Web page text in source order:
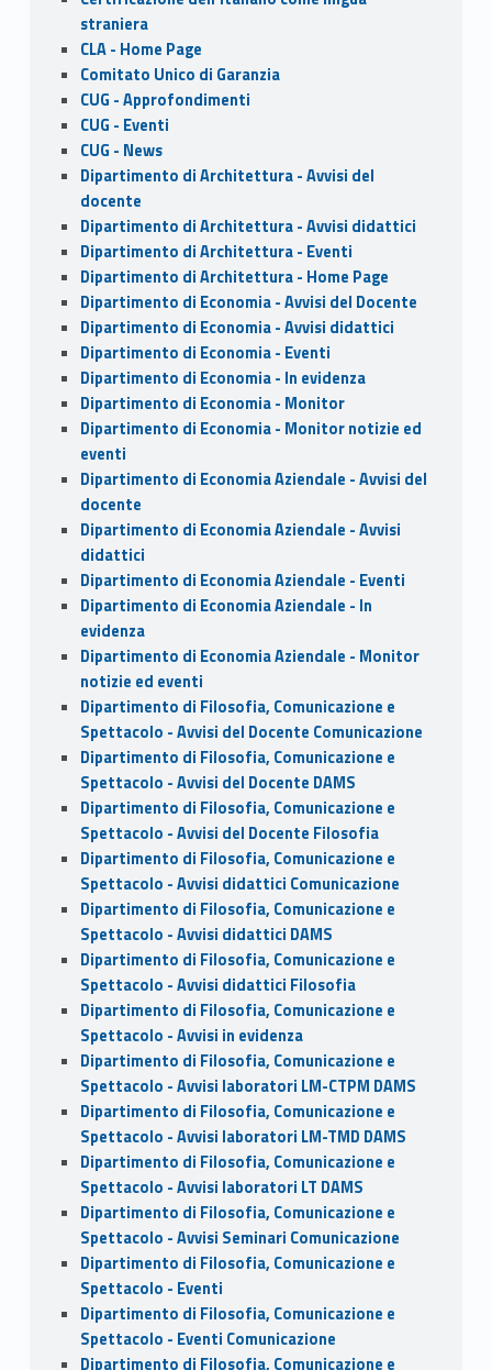
k
straniera
CLA - Home Page
Comitato Unico di Garanzia
CUG - Approfondimenti
CUG - Eventi
CUG - News
Dipartimento di Architettura - Avvisi del
docente
Dipartimento di Architettura - Avvisi didattici
Dipartimento di Architettura - Eventi
Dipartimento di Architettura - Home Page
Dipartimento di Economia - Avvisi del Docente
Dipartimento di Economia - Avvisi didattici
Dipartimento di Economia - Eventi
Dipartimento di Economia - In evidenza
Dipartimento di Economia - Monitor
Dipartimento di Economia - Monitor notizie ed
eventi
Dipartimento di Economia Aziendale - Avvisi del
docente
Dipartimento di Economia Aziendale - Avvisi
didattici
Dipartimento di Economia Aziendale - Eventi
Dipartimento di Economia Aziendale - In
evidenza
Dipartimento di Economia Aziendale - Monitor
notizie ed eventi
Dipartimento di Filosofia, Comunicazione e
Spettacolo - Avvisi del Docente Comunicazione
Dipartimento di Filosofia, Comunicazione e
Spettacolo - Avvisi del Docente DAMS
Dipartimento di Filosofia, Comunicazione e
Spettacolo - Avvisi del Docente Filosofia
Dipartimento di Filosofia, Comunicazione e
Spettacolo - Avvisi didattici Comunicazione
Dipartimento di Filosofia, Comunicazione e
Spettacolo - Avvisi didattici DAMS
Dipartimento di Filosofia, Comunicazione e
Spettacolo - Avvisi didattici Filosofia
Dipartimento di Filosofia, Comunicazione e
Spettacolo - Avvisi in evidenza
Dipartimento di Filosofia, Comunicazione e
Spettacolo - Avvisi laboratori LM-CTPM DAMS
Dipartimento di Filosofia, Comunicazione e
Spettacolo - Avvisi laboratori LM-TMD DAMS
Dipartimento di Filosofia, Comunicazione e
Spettacolo - Avvisi laboratori LT DAMS
Dipartimento di Filosofia, Comunicazione e
Spettacolo - Avvisi Seminari Comunicazione
Dipartimento di Filosofia, Comunicazione e
Spettacolo - Eventi
Dipartimento di Filosofia, Comunicazione e
Spettacolo - Eventi Comunicazione
Dipartimento di Filosofia, Comunicazione e